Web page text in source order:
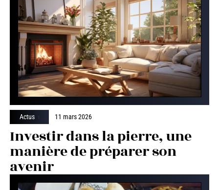
Actus 11 mars 2026
Investir dans la pierre, une
manière de préparer son
avenir